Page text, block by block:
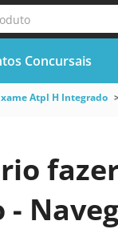
Concursais
Atpl H Integrado